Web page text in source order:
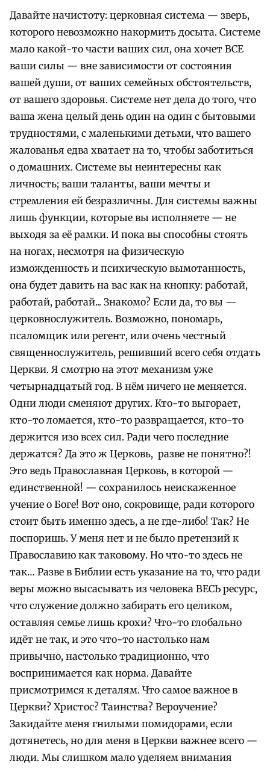
Давайте начистоту: церковная система — зверь,
которого невозможно накормить досыта. Системе
мало какой-то части ваших сил, она хочет ВСЕ
ваши силы — вне зависимости от состояния
вашей души, от ваших семейных обстоятельств,
от вашего здоровья. Системе нет дела до того, что
ваша жена целый день один на один с бытовыми
трудностями, с маленькими детьми, что вашего
жалованья едва хватает на то, чтобы заботиться
о домашних. Системе вы неинтересны как
личность; ваши таланты, ваши мечты и
стремления ей безразличны. Для системы важны
лишь функции, которые вы исполняете — не
выходя за её рамки. И пока вы способны стоять
на ногах, несмотря на физическую
изможденность и психическую вымотанность,
она будет давить на вас как на кнопку: работай,
работай, работай... Знакомо? Если да, то вы —
церковнослужитель. Возможно, пономарь,
псаломщик или регент, или очень честный
священнослужитель, решивший всего себя отдать
Церкви. Я смотрю на этот механизм уже
четырнадцатый год. В нём ничего не меняется.
Одни люди сменяют других. Кто-то выгорает,
кто-то ломается, кто-то развращается, кто-то
держится изо всех сил. Ради чего последние
держатся? Да это ж Церковь, разве не понятно?!
Это ведь Православная Церковь, в которой —
единственной! — сохранилось неискаженное
учение о Боге! Вот оно, сокровище, ради которого
стоит быть именно здесь, а не где-либо! Так? Не
поспоришь. У меня нет и не было претензий к
Православию как таковому. Но что-то здесь не
так… Разве в Библии есть указание на то, что ради
веры можно высасывать из человека ВЕСЬ ресурс,
что служение должно забирать его целиком,
оставляя семье лишь крохи? Что-то глобально
идёт не так, и это что-то настолько нам
привычно, настолько традиционно, что
воспринимается как норма. Давайте
присмотримся к деталям. Что самое важное в
Церкви? Христос? Таинства? Вероучение?
Закидайте меня гнилыми помидорами, если
дотянетесь, но для меня в Церкви важнее всего —
люди. Мы слишком мало уделяем внимания